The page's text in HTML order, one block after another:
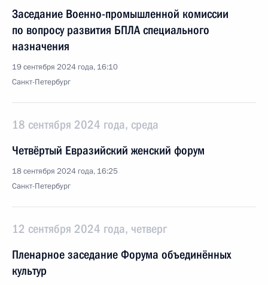
Заседание Военно-промышленной комиссии
по вопросу развития БПЛА специального
назначения
19 сентября 2024 года, 16:10
Санкт-Петербург
18 сентября 2024 года, среда
Четвёртый Евразийский женский форум
18 сентября 2024 года, 16:25
Санкт-Петербург
12 сентября 2024 года, четверг
Пленарное заседание Форума объединённых
культур